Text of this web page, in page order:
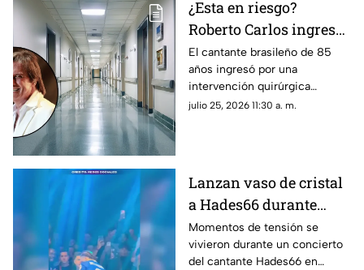
¿Esta en riesgo?
Roberto Carlos ingresa
a un hospital; esto
sabemos sobre su
estado de salud
El cantante brasileño de 85
años ingresó por una
intervención quirúrgica
programada; te contamos los
julio 25, 2026 11:30 a. m.
Lanzan vaso de cristal
a Hades66 durante
concierto; terminó con
heridas en el rostro
Momentos de tensión se
vivieron durante un concierto
del cantante Hades66 en